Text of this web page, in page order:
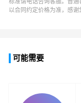
标准请电话咨询客服。普
以合同约定价格为准，感谢
可能需要